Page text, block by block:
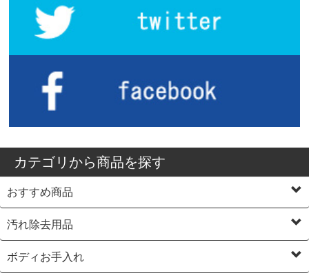
カテゴリから商品を探す
おすすめ商品
汚れ除去用品
ボディお手入れ